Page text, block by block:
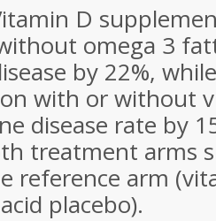
D
omega 3
by 22%,
with or without
disease rate by
treatment arms
reference arm
placebo).